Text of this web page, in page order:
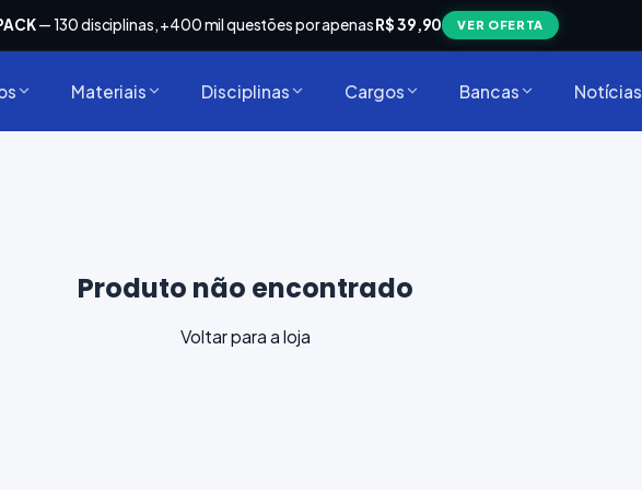
— 130 disciplinas, +400 mil questões por apenasR$ 39,90 VER OFERTA
Materiais Disciplinas Cargos Bancas Notícias
Produto não encontrado
Voltar para a loja